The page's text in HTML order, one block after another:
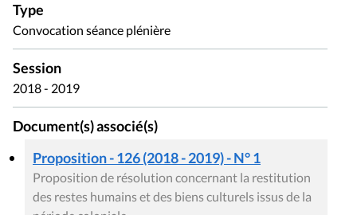
Type
Convocation séance plénière
Session
2018 - 2019
Document(s) associé(s)
Proposition - 126 (2018 - 2019) - N° 1
Proposition de résolution concernant la restitution
des restes humains et des biens culturels issus de la